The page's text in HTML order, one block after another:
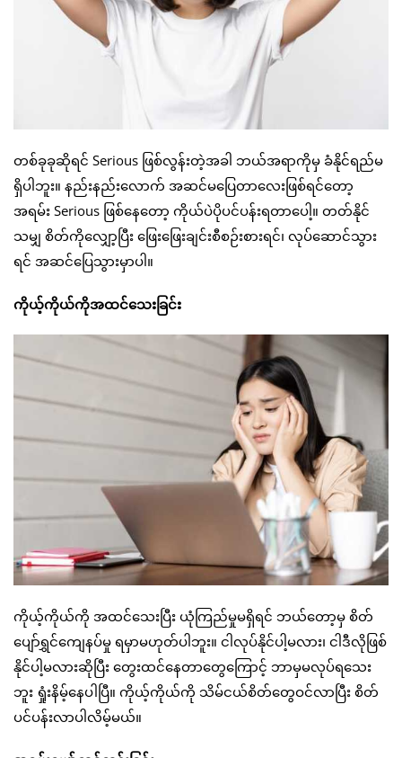
တစ်ခုခုဆိုရင် Serious ဖြစ်လွန်းတဲ့အခါ ဘယ်အရာကိုမှ ခံနိုင်ရည်မ
ရှိပါဘူး။ နည်းနည်းလောက် အဆင်မပြေတာလေးဖြစ်ရင်တော့
အရမ်း Serious ဖြစ်နေတော့ ကိုယ်ပဲပိုပင်ပန်းရတာပေါ့။ တတ်နိုင်
သမျှ စိတ်ကိုလျှော့ပြီး ဖြေးဖြေးချင်းစီစဉ်းစားရင်၊ လုပ်ဆောင်သွား
ရင် အဆင်ပြေသွားမှာပါ။
ကိုယ့်ကိုယ်ကိုအထင်သေးခြင်း
ကိုယ့်ကိုယ်ကို အထင်သေးပြီး ယုံကြည်မှုမရှိရင် ဘယ်တော့မှ စိတ်
ပျော်ရွှင်ကျေနပ်မှု ရမှာမဟုတ်ပါဘူး။ ငါလုပ်နိုင်ပါ့မလား၊ ငါဒီလိုဖြစ်
နိုင်ပါ့မလားဆိုပြီး တွေးထင်နေတာတွေကြောင့် ဘာမှမလုပ်ရသေး
ဘူး ရှုံးနိမ့်နေပါပြီ။ ကိုယ့်ကိုယ်ကို သိမ်ငယ်စိတ်တွေဝင်လာပြီး စိတ်
ပင်ပန်းလာပါလိမ့်မယ်။